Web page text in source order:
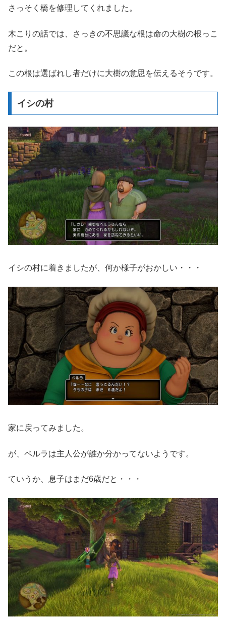
さっそく橋を修理してくれました。
木こりの話では、さっきの不思議な根は命の大樹の根っこ
だと。
この根は選ばれし者だけに大樹の意思を伝えるそうです。
イシの村
イシの村に着きましたが、何か様子がおかしい・・・
家に戻ってみました。
が、ペルラは主人公が誰か分かってないようです。
ていうか、息子はまだ6歳だと・・・